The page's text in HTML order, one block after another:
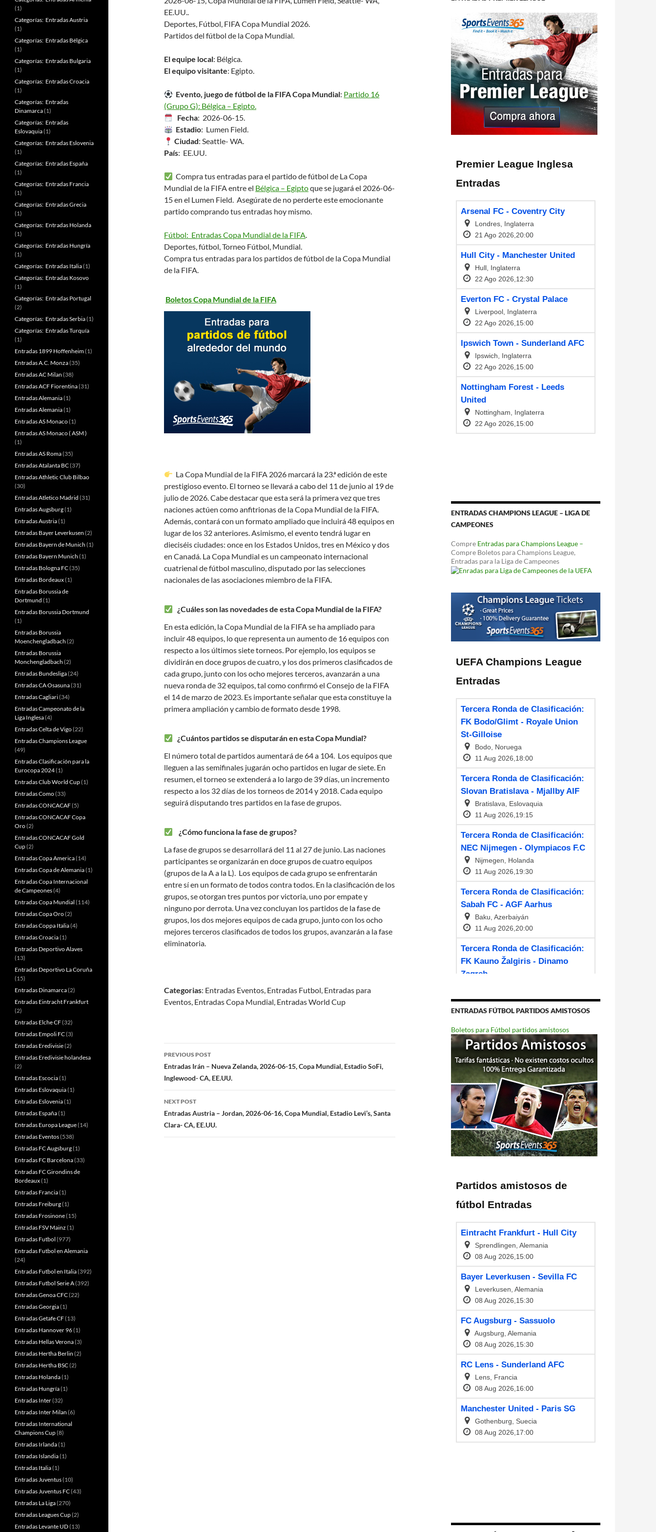
EE.UU..
Deportes, Fútbol, FIFA Copa Mundial 2026.
Partidos del fútbol de la Copa Mundial.
El equipe local: Bélgica.
El equipo visitante: Egipto.
Evento, juego de fútbol de la FIFA Copa Mundial: Partido 16
(Grupo G): Bélgica – Egipto.
Fecha: 2026-06-15.
Estadio: Lumen Field.
Ciudad: Seattle- WA.
País: EE.UU.
Compra tus entradas para el partido de fútbol de La Copa
Mundial de la FIFA entre el Bélgica – Egiptoque se jugará el 2026-06-
15 en el Lumen Field. Asegúrate de no perderte este emocionante
partido comprando tus entradas hoy mismo.
Fútbol: Entradas Copa Mundial de la FIFA.
Deportes, fútbol, Torneo Fútbol, Mundial.
Compra tus entradas para los partidos de fútbol de la Copa Mundial
de la FIFA.
Boletos Copa Mundial de la FIFA
La Copa Mundial de la FIFA 2026 marcará la 23.ª edición de este
prestigioso evento. El torneo se llevará a cabo del 11 de junio al 19 de
julio de 2026. Cabe destacar que esta será la primera vez que tres
naciones actúen como anfitrionas de la Copa Mundial de la FIFA.
Además, contará con un formato ampliado que incluirá 48 equipos en
lugar de los 32 anteriores. Asimismo, el evento tendrá lugar en
dieciséis ciudades: once en los Estados Unidos, tres en México y dos
en Canadá. La Copa Mundial es un campeonato internacional
cuatrienal de fútbol masculino, disputado por las selecciones
nacionales de las asociaciones miembro de la FIFA.
¿Cuáles son las novedades de esta Copa Mundial de la FIFA?
En esta edición, la Copa Mundial de la FIFA se ha ampliado para
incluir 48 equipos, lo que representa un aumento de 16 equipos con
respecto a los últimos siete torneos. Por ejemplo, los equipos se
dividirán en doce grupos de cuatro, y los dos primeros clasificados de
cada grupo, junto con los ocho mejores terceros, avanzarán a una
nueva ronda de 32 equipos, tal como confirmó el Consejo de la FIFA
el 14 de marzo de 2023. Es importante señalar que esta constituye la
primera ampliación y cambio de formato desde 1998.
¿Cuántos partidos se disputarán en esta Copa Mundial?
El número total de partidos aumentará de 64 a 104. Los equipos que
lleguen a las semifinales jugarán ocho partidos en lugar de siete. En
resumen, el torneo se extenderá a lo largo de 39 días, un incremento
respecto a los 32 días de los torneos de 2014 y 2018. Cada equipo
seguirá disputando tres partidos en la fase de grupos.
¿Cómo funciona la fase de grupos?
La fase de grupos se desarrollará del 11 al 27 de junio. Las naciones
participantes se organizarán en doce grupos de cuatro equipos
(grupos de la A a la L). Los equipos de cada grupo se enfrentarán
entre sí en un formato de todos contra todos. En la clasificación de los
grupos, se otorgan tres puntos por victoria, uno por empate y
ninguno por derrota. Una vez concluyan los partidos de la fase de
grupos, los dos mejores equipos de cada grupo, junto con los ocho
mejores terceros clasificados de todos los grupos, avanzarán a la fase
eliminatoria.
Categorias: Entradas Eventos, Entradas Futbol, Entradas para
Eventos, Entradas Copa Mundial, Entradas World Cup
Post
navigation
PREVIOUS POST
Entradas Irán – Nueva Zelanda, 2026-06-15, Copa Mundial, Estadio SoFi,
Inglewood- CA, EE.UU.
NEXT POST
Entradas Austria – Jordan, 2026-06-16, Copa Mundial, Estadio Levi’s, Santa
Clara- CA, EE.UU.
ENTRADAS CHAMPIONS LEAGUE – LIGA DE
CAMPEONES
Compre Entradas para Champions League –
Compre Boletos para Champions League,
Entradas para la Liga de Campeones
ENTRADAS FÚTBOL PARTIDOS AMISTOSOS
Boletos para Fútbol partidos amistosos
(1)
Categorías: Entradas Austria
(1)
Categorías: Entradas Bélgica
(1)
Categorías: Entradas Bulgaria
(1)
Categorías: Entradas Croacia
(1)
Categorías: Entradas
Dinamarca(1)
Categorías: Entradas
Eslovaquia(1)
Categorías: Entradas Eslovenia
(1)
Categorías: Entradas España
(1)
Categorías: Entradas Francia
(1)
Categorías: Entradas Grecia
(1)
Categorías: Entradas Holanda
(1)
Categorías: Entradas Hungría
(1)
Categorías: Entradas Italia(1)
Categorías: Entradas Kosovo
(1)
Categorías: Entradas Portugal
(2)
Categorías: Entradas Serbia(1)
Categorías: Entradas Turquía
(1)
Entradas 1899 Hoffenheim(1)
Entradas A.C. Monza(35)
Entradas AC Milan (38)
Entradas ACF Fiorentina(31)
Entradas Alemania(1)
Entradas Alemania(1)
Entradas AS Monaco(1)
Entradas AS Monaco ( ASM )
(1)
Entradas AS Roma(35)
Entradas Atalanta BC(37)
Entradas Athletic Club Bilbao
(30)
Entradas Atletico Madrid (31)
Entradas Augsburg(1)
Entradas Austria(1)
Entradas Bayer Leverkusen (2)
Entradas Bayern de Munich (1)
Entradas Bayern Munich (1)
Entradas Bologna FC(35)
Entradas Bordeaux(1)
Entradas Borussia de
Dortmund (1)
Entradas Borussia Dortmund
(1)
Entradas Borussia
Moenchengladbach (2)
Entradas Borussia
Monchengladbach (2)
Entradas Bundesliga(24)
Entradas CA Osasuna(31)
Entradas Cagliari(34)
Entradas Campeonato de la
Liga Inglesa(4)
Entradas Celta de Vigo(22)
Entradas Champions League
(49)
Entradas Clasificación para la
Eurocopa 2024(1)
Entradas Club World Cup(1)
Entradas Como(33)
Entradas CONCACAF(5)
Entradas CONCACAF Copa
Oro(2)
Entradas CONCACAF Gold
Cup(2)
Entradas Copa America(14)
Entradas Copa de Alemania(1)
Entradas Copa Internacional
de Campeones(4)
Entradas Copa Mundial (114)
Entradas Copa Oro(2)
Entradas Coppa Italia(4)
Entradas Croacia(1)
Entradas Deportivo Alaves
(13)
Entradas Deportivo La Coruña
(15)
Entradas Dinamarca(2)
Entradas Eintracht Frankfurt
(2)
Entradas Elche CF(32)
Entradas Empoli FC(3)
Entradas Eredivisie(2)
Entradas Eredivisie holandesa
(2)
Entradas Escocia(1)
Entradas Eslovaquia(1)
Entradas Eslovenia(1)
Entradas España(1)
Entradas Europa League(14)
Entradas Eventos(538)
Entradas FC Augsburg(1)
Entradas FC Barcelona(33)
Entradas FC Girondins de
Bordeaux(1)
Entradas Francia(1)
Entradas Freiburg(1)
Entradas Frosinone(15)
Entradas FSV Mainz (1)
Entradas Futbol (977)
Entradas Futbol en Alemania
(24)
Entradas Futbol en Italia(392)
Entradas Futbol Serie A(392)
Entradas Genoa CFC(22)
Entradas Georgia(1)
Entradas Getafe CF(13)
Entradas Hannover 96(1)
Entradas Hellas Verona(3)
Entradas Hertha Berlin (2)
Entradas Hertha BSC(2)
Entradas Holanda(1)
Entradas Hungría(1)
Entradas Inter(32)
Entradas Inter Milan (6)
Entradas International
Champions Cup(8)
Entradas Irlanda(1)
Entradas Islandia(1)
Entradas Italia(1)
Entradas Juventus(10)
Entradas Juventus FC(43)
Entradas La Liga(270)
Entradas Leagues Cup(2)
Entradas Levante UD(13)